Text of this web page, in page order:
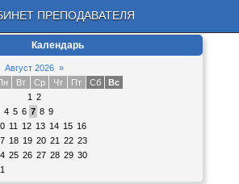
ПРЕПОДАВАТЕЛЯ
Календарь
Август 2026 »
Вт Ср Чт Пт Сб
Вс
1 2
4 5 6 7 8 9
11 12 13 14 15 16
18 19 20 21 22 23
25 26 27 28 29 30